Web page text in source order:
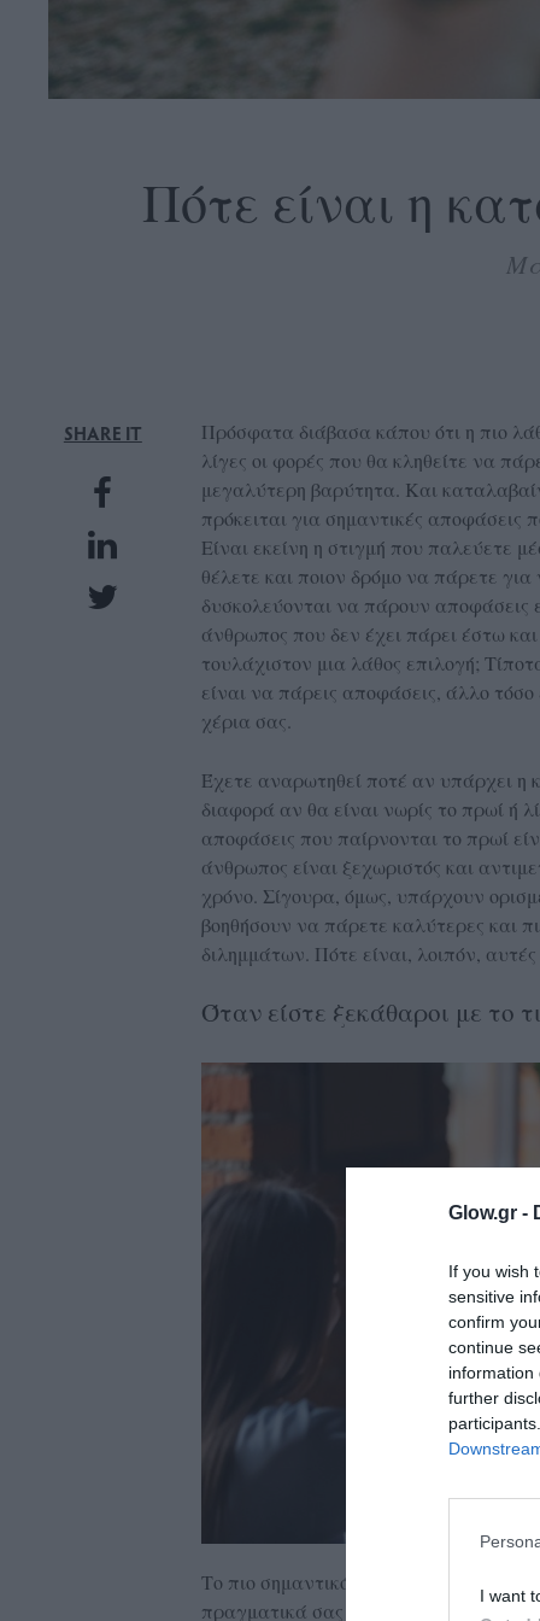
Glow.gr -
If you wish
sensitive
confirm
continue
information
further
I want
Πότε είναι η
SHARE IT
Πρόσφατα διάβασα κάπου ότι η πιο
λίγες οι φορές που θα κληθείτε να
μεγαλύτερη βαρύτητα. Και
πρόκειται για σημαντικές αποφάσεις
Είναι εκείνη η στιγμή που παλεύετε
θέλετε και ποιoν δρόμο να πάρετε
δυσκολεύονται να πάρουν αποφάσεις
άνθρωπος που δεν έχει πάρει έστω
τουλάχιστον μια λάθος επιλογή;
είναι να πάρεις αποφάσεις, άλλο
χέρια σας.
Έχετε αναρωτηθεί ποτέ αν υπάρχει η
διαφορά αν θα είναι νωρίς το πρωί ή
αποφάσεις που παίρνονται το πρωί
άνθρωπος είναι ξεχωριστός και
χρόνο. Σίγουρα, όμως, υπάρχουν
βοηθήσουν να πάρετε καλύτερες και
διλημμάτων. Πότε είναι, λοιπόν, αυτές
Όταν είστε ξεκάθαροι με το
Το πιο σημαντικό βήμα για να
πραγματικά σας γεμίζει. Μερικές